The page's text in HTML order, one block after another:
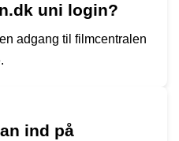
uni login?
adgang til filmcentralen
ind på